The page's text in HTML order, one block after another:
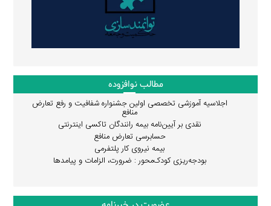
مطالب نوافزوده
اجلاسیه آموزشی تخصصی اولین جشنواره شفافیت و رفع تعارض
منافع
نقدی بر آیین‌نامه بیمه رانندگان تاکسی اینترنتی
حسابرسی تعارض منافع
بیمه نیروی کار پلتفرمی
بودجه‌ریزی کودک‌محور : ضرورت، الزامات و پیامدها